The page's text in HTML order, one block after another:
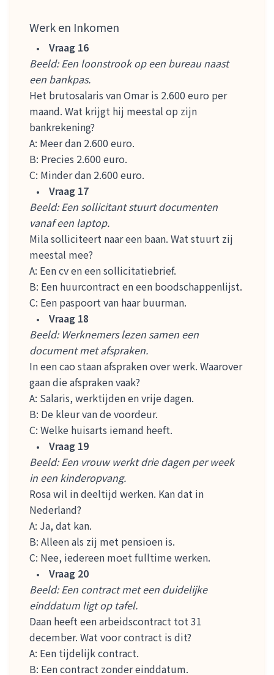
Werk en Inkomen
Vraag 16
Beeld: Een loonstrook op een bureau naast
een bankpas.
Het brutosalaris van Omar is 2.600 euro per
maand. Wat krijgt hij meestal op zijn
bankrekening?
A: Meer dan 2.600 euro.
B: Precies 2.600 euro.
C: Minder dan 2.600 euro.
Vraag 17
Beeld: Een sollicitant stuurt documenten
vanaf een laptop.
Mila solliciteert naar een baan. Wat stuurt zij
meestal mee?
A: Een cv en een sollicitatiebrief.
B: Een huurcontract en een boodschappenlijst.
C: Een paspoort van haar buurman.
Vraag 18
Beeld: Werknemers lezen samen een
document met afspraken.
In een cao staan afspraken over werk. Waarover
gaan die afspraken vaak?
A: Salaris, werktijden en vrije dagen.
B: De kleur van de voordeur.
C: Welke huisarts iemand heeft.
Vraag 19
Beeld: Een vrouw werkt drie dagen per week
in een kinderopvang.
Rosa wil in deeltijd werken. Kan dat in
Nederland?
A: Ja, dat kan.
B: Alleen als zij met pensioen is.
C: Nee, iedereen moet fulltime werken.
Vraag 20
Beeld: Een contract met een duidelijke
einddatum ligt op tafel.
Daan heeft een arbeidscontract tot 31
december. Wat voor contract is dit?
A: Een tijdelijk contract.
B: Een contract zonder einddatum.